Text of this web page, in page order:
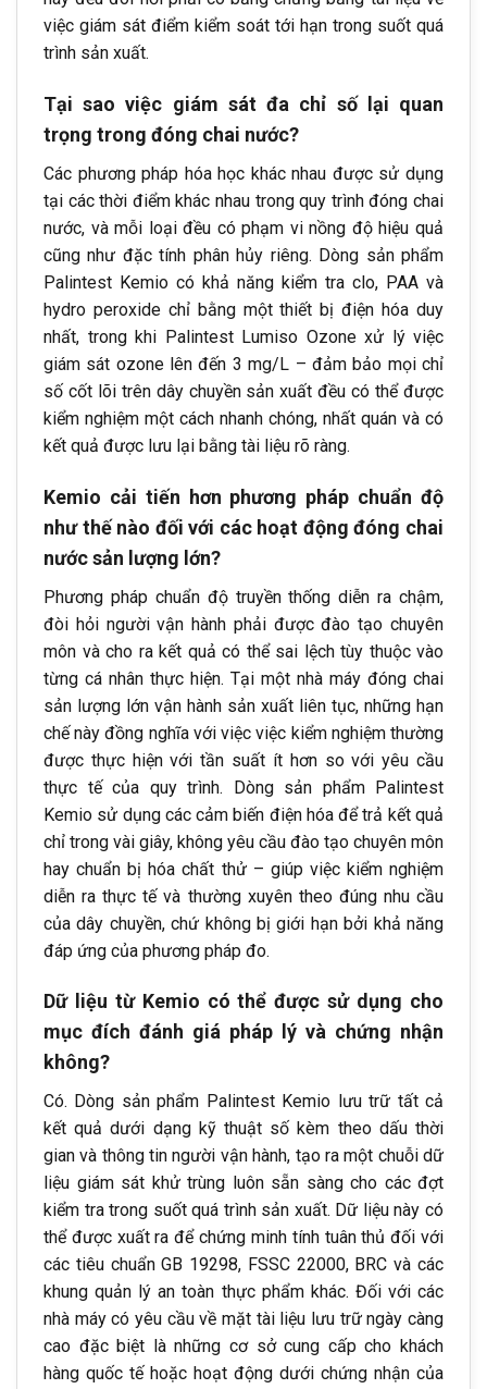
việc giám sát điểm kiểm soát tới hạn trong suốt quá
trình sản xuất.
Tại sao việc giám sát đa chỉ số lại quan
trọng trong đóng chai nước?
Các phương pháp hóa học khác nhau được sử dụng
tại các thời điểm khác nhau trong quy trình đóng chai
nước, và mỗi loại đều có phạm vi nồng độ hiệu quả
cũng như đặc tính phân hủy riêng. Dòng sản phẩm
Palintest Kemio có khả năng kiểm tra clo, PAA và
hydro peroxide chỉ bằng một thiết bị điện hóa duy
nhất, trong khi Palintest Lumiso Ozone xử lý việc
giám sát ozone lên đến 3 mg/L – đảm bảo mọi chỉ
số cốt lõi trên dây chuyền sản xuất đều có thể được
kiểm nghiệm một cách nhanh chóng, nhất quán và có
kết quả được lưu lại bằng tài liệu rõ ràng.
Kemio cải tiến hơn phương pháp chuẩn độ
như thế nào đối với các hoạt động đóng chai
nước sản lượng lớn?
Phương pháp chuẩn độ truyền thống diễn ra chậm,
đòi hỏi người vận hành phải được đào tạo chuyên
môn và cho ra kết quả có thể sai lệch tùy thuộc vào
từng cá nhân thực hiện. Tại một nhà máy đóng chai
sản lượng lớn vận hành sản xuất liên tục, những hạn
chế này đồng nghĩa với việc việc kiểm nghiệm thường
được thực hiện với tần suất ít hơn so với yêu cầu
thực tế của quy trình. Dòng sản phẩm Palintest
Kemio sử dụng các cảm biến điện hóa để trả kết quả
chỉ trong vài giây, không yêu cầu đào tạo chuyên môn
hay chuẩn bị hóa chất thử – giúp việc kiểm nghiệm
diễn ra thực tế và thường xuyên theo đúng nhu cầu
của dây chuyền, chứ không bị giới hạn bởi khả năng
đáp ứng của phương pháp đo.
Dữ liệu từ Kemio có thể được sử dụng cho
mục đích đánh giá pháp lý và chứng nhận
không?
Có. Dòng sản phẩm Palintest Kemio lưu trữ tất cả
kết quả dưới dạng kỹ thuật số kèm theo dấu thời
gian và thông tin người vận hành, tạo ra một chuỗi dữ
liệu giám sát khử trùng luôn sẵn sàng cho các đợt
kiểm tra trong suốt quá trình sản xuất. Dữ liệu này có
thể được xuất ra để chứng minh tính tuân thủ đối với
các tiêu chuẩn GB 19298, FSSC 22000, BRC và các
khung quản lý an toàn thực phẩm khác. Đối với các
nhà máy có yêu cầu về mặt tài liệu lưu trữ ngày càng
cao đặc biệt là những cơ sở cung cấp cho khách
hàng quốc tế hoặc hoạt động dưới chứng nhận của